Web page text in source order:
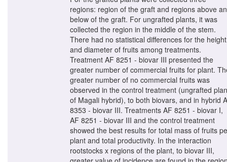
regions: region of the graft and regions above
below of the graft. For ungrafted plants, it was
collected the region in the middle of the stem.
There had no statistical differences for the height
and diameter of fruits among treatments.
Treatment AF 8251 - biovar III presented the
greater number of commercial fruits for plant.
greater number of no commercial fruits was
observed in the control treatment (ungrafted
of Magali hybrid), to both biovars, and in hybrid
8353 - biovar III. Treatments AF 8251 - biovar I,
AF 8251 - biovar III and the control treatment
showed the best results for total mass of fruits
plant and total productivity. In the interaction
rootstocks x regions of the plant, to biovar III,